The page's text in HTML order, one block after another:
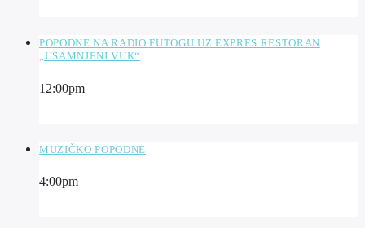
POPODNE NA RADIO FUTOGU UZ EXPRES RESTORAN
„USAMNJENI VUK“
12:00pm
MUZIČKO POPODNE
4:00pm